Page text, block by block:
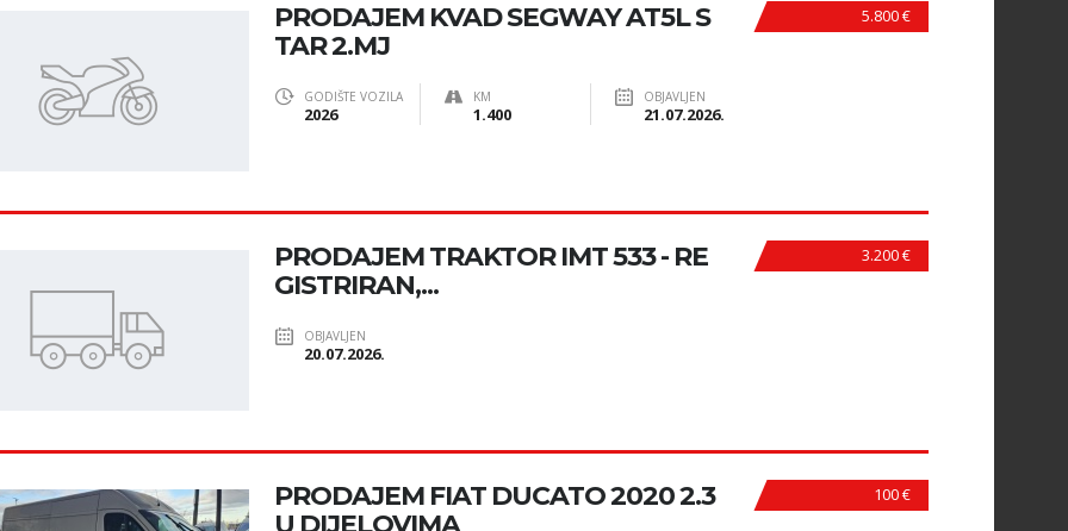
5.800 €
PRODAJEM KVAD SEGWAY AT5L S
TAR 2.MJ
GODIŠTE VOZILA
2026
KM
1.400
OBJAVLJEN
21.07.2026.
3.200 €
PRODAJEM TRAKTOR IMT 533 - RE
GISTRIRAN,...
OBJAVLJEN
20.07.2026.
100 €
PRODAJEM FIAT DUCATO 2020 2.3
U DIJELOVIMA